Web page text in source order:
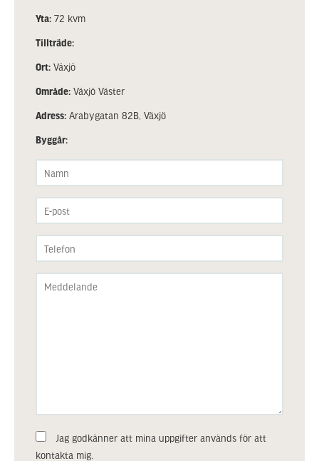
Yta: 72 kvm
Tillträde:
Ort: Växjö
Område: Växjö Väster
Adress: Arabygatan 82B, Växjö
Byggår:
Jag godkänner att mina uppgifter används för att
kontakta mig.